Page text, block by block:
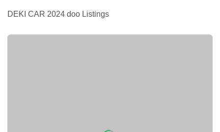
DEKI CAR 2024 doo Listings